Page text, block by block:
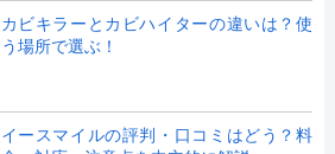
カビキラーとカビハイターの違いは？使
う場所で選ぶ！
イースマイルの評判・口コミはどう？料